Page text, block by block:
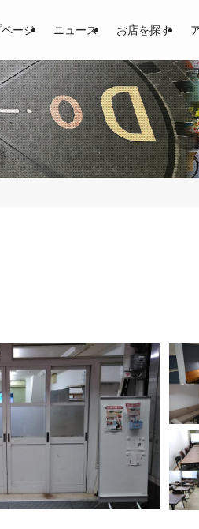
魅力を一挙公開！土
ページ ニュース お店を探す